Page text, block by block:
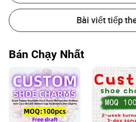
Bài viết tiếp
Bán Chạy Nhất